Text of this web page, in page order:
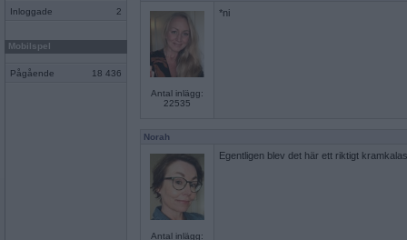
Inloggade 2
Mobilspel
Pågående 18 436
Antal inlägg:
22535
*ni
Norah
Antal inlägg:
Egentligen blev det här ett riktigt kramkalas